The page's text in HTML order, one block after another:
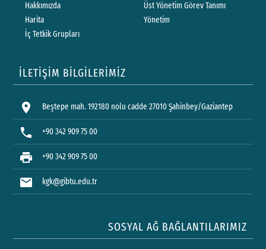
Hakkımızda
Harita
İç Tetkik Grupları
Üst Yönetim Görev Tanımı
Yönetim
İLETİŞİM BİLGİLERİMİZ
location_on Beştepe mah. 192180 nolu cadde 27010 Şahinbey/Gaziantep
phone +90 342 909 75 00
print +90 342 909 75 00
mail kgk@gibtu.edu.tr
SOSYAL AĞ BAĞLANTILARIMIZ